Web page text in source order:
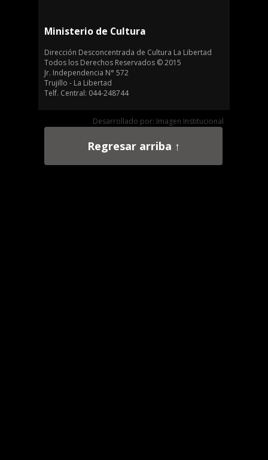
Ministerio de Cultura
Dirección Desconcentrada de Cultura La Libertad
Todos los Derechos Reservados © 2015
Jr. Independencia N° 572
Trujillo - La Libertad
Telf. Central: 044-248744
Desarrollado por: Imagen Institucional
Regresar arriba ↑